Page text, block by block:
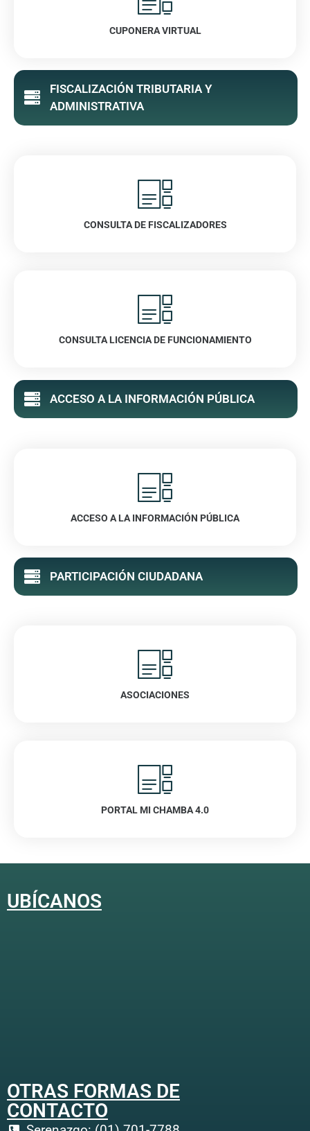
CUPONERA VIRTUAL
VER
FISCALIZACIÓN TRIBUTARIA Y
ADMINISTRATIVA
CONSULTA DE FISCALIZADORES
VER
CONSULTA LICENCIA DE FUNCIONAMIENTO
VER
ACCESO A LA INFORMACIÓN PÚBLICA
ACCESO A LA INFORMACIÓN PÚBLICA
VER
PARTICIPACIÓN CIUDADANA
ASOCIACIONES
VER
PORTAL MI CHAMBA 4.0
VER
UBÍCANOS
OTRAS FORMAS DE
CONTACTO